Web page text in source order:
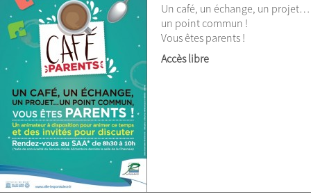
Un café, un échange, un projet…
un point commun !
Vous êtes parents !
Accès libre